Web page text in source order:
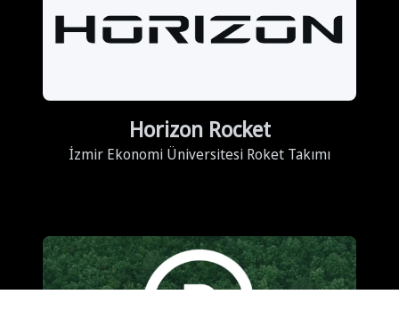
Horizon Rocket
İzmir Ekonomi Üniversitesi Roket Takımı